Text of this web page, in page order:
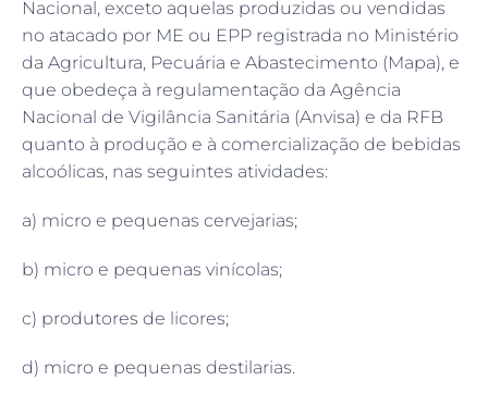
Nacional, exceto aquelas produzidas ou vendidas
no atacado por ME ou EPP registrada no Ministério
da Agricultura, Pecuária e Abastecimento (Mapa), e
que obedeça à regulamentação da Agência
Nacional de Vigilância Sanitária (Anvisa) e da RFB
quanto à produção e à comercialização de bebidas
alcoólicas, nas seguintes atividades:
a) micro e pequenas cervejarias;
b) micro e pequenas vinícolas;
c) produtores de licores;
d) micro e pequenas destilarias.